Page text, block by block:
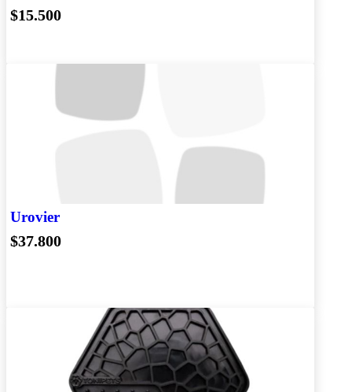
$15.500
Urovier
$37.800